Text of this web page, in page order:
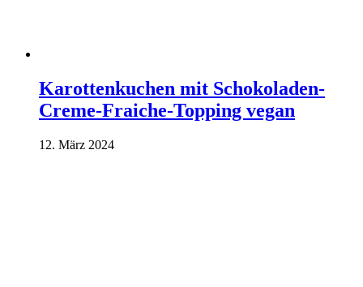
Karottenkuchen mit Schokoladen-
Creme-Fraiche-Topping vegan
12. März 2024